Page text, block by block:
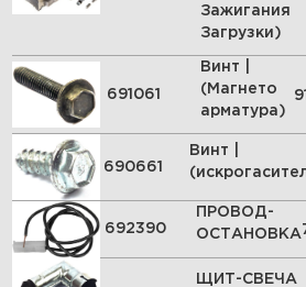
Зажигания
Загрузки)
691061
Винт |
(Магнето
арматура)
690661
Винт |
692390
ПРОВОД-
ОСТАНОВКА
ЩИТ-СВЕЧА